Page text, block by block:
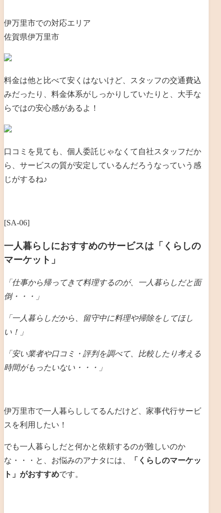
伊万里市での対応エリア
佐賀県伊万里市
料金は他と比べて安くはないけど、スタッフの交通費込
みだったり、料金体系がしっかりしていたりと、大手な
らではの安心感があるよ！
口コミを見ても、個人委託じゃなくて自社スタッフだか
ら、サービスの質が安定しているんだろうなっていう感
じがするね♪
[SA-06]
一人暮らしにおすすめのサービスは「くらしの
マーケット」
「仕事から帰ってきて料理するのが、一人暮らしだと面
倒・・・」
「一人暮らしだから、留守中に料理や掃除をしてほし
い！」
「安い業者や口コミ・評判を調べて、比較したり考える
時間がもったいない・・・」
伊万里市で一人暮らししてるんだけど、家事代行サービ
スを利用したい！
でも一人暮らしだと何かと依頼するのが難しいのか
な・・・と、お悩みのアナタには、
「くらしのマーケッ
ト」がおすすめです。